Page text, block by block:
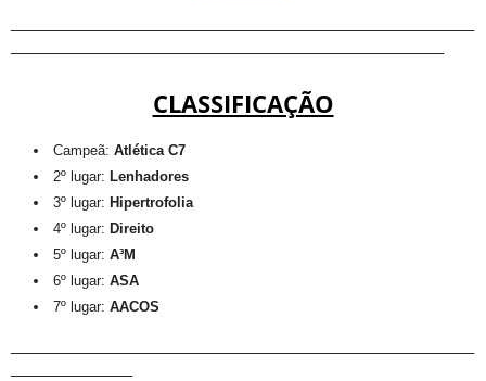
CLASSIFICAÇÃO
Campeã: Atlética C7
2º lugar: Lenhadores
3º lugar: Hipertrofolia
4º lugar: Direito
5º lugar: A³M
6º lugar: ASA
7º lugar: AACOS